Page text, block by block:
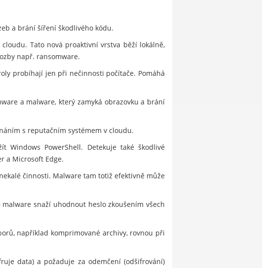
a brání šíření škodlivého kódu.
Tato nová proaktivní vrstva běží lokálně,
např. ransomware.
probíhají jen při nečinnosti počítače. Pomáhá
a malware, který zamyká obrazovku a brání
s reputačním systémem v cloudu.
PowerShell. Detekuje také škodlivé
a Microsoft Edge.
činnosti. Malware tam totiž efektivně může
snaží uhodnout heslo zkoušením všech
například komprimované archivy, rovnou při
data) a požaduje za odemčení (odšifrování)